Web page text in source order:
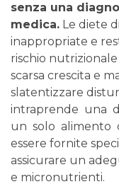
senza una
medica. Le diete
inappropriate e
rischio
scarsa crescita e
slatentizzare
intraprende una
un solo alimento
essere fornite
assicurare un
e micronutrienti.